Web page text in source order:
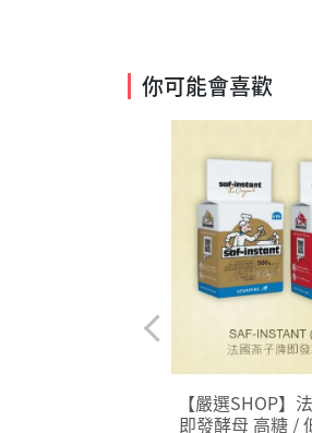
你可能會喜歡
【嚴選SHOP】
即發酵母 高糖 /